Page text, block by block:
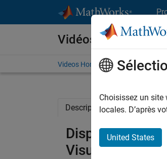
Vidéos
Videos Home Search
Description Related
Display of
Visualization,
Choisissez un
locales. D’après
United States